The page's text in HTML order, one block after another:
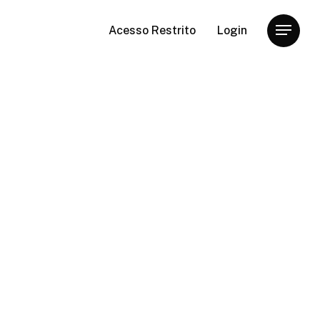
Acesso Restrito Login Menu